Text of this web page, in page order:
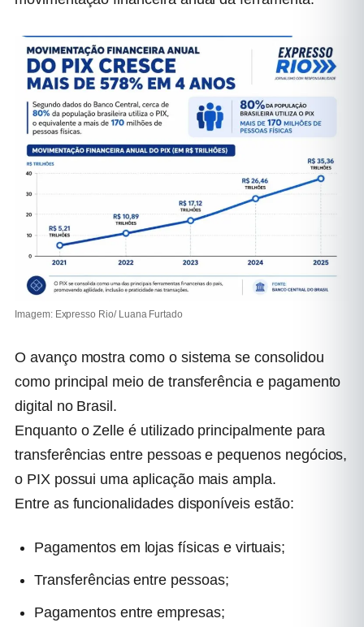
Imagem: Expresso Rio/ Luana Furtado
O avanço mostra como o sistema se consolidou
como principal meio de transferência e pagamento
digital no Brasil.
Enquanto o Zelle é utilizado principalmente para
transferências entre pessoas e pequenos negócios,
o PIX possui uma aplicação mais ampla.
Entre as funcionalidades disponíveis estão:
Pagamentos em lojas físicas e virtuais;
Transferências entre pessoas;
Pagamentos entre empresas;